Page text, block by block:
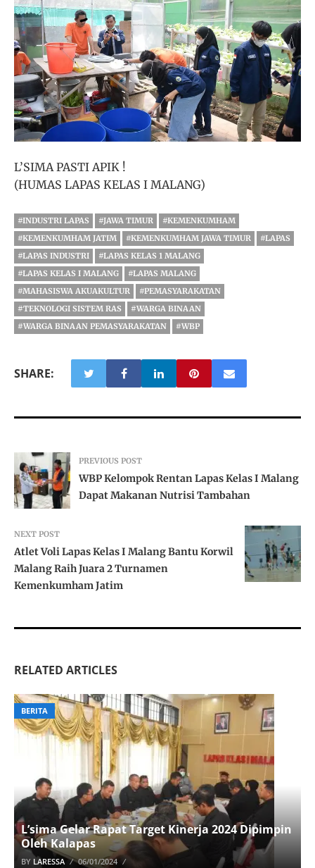
L’SIMA PASTI APIK !
(HUMAS LAPAS KELAS I MALANG)
#INDUSTRI LAPAS #JAWA TIMUR
#KEMENKUMHAM
#KEMENKUMHAM JATIM
#KEMENKUMHAM JAWA TIMUR
#LAPAS
#LAPAS INDUSTRI
#LAPAS KELAS 1 MALANG
#LAPAS KELAS I MALANG
#LAPAS MALANG
#MAHASISWA AKUAKULTUR
#PEMASYARAKATAN
#TEKNOLOGI SISTEM RAS
#WARGA BINAAN
#WARGA BINAAN PEMASYARAKATAN
#WBP
SHARE:
PREVIOUS POST
WBP Kelompok Rentan Lapas Kelas I Malang
Dapat Makanan Nutrisi Tambahan
NEXT POST
Atlet Voli Lapas Kelas I Malang Bantu Korwil
Malang Raih Juara 2 Turnamen
Kemenkumham Jatim
RELATED ARTICLES
BERITA
L’sima Gelar Rapat Target Kinerja 2024 Dipimpin
Oleh Kalapas
BY LARESSA 06/01/2024